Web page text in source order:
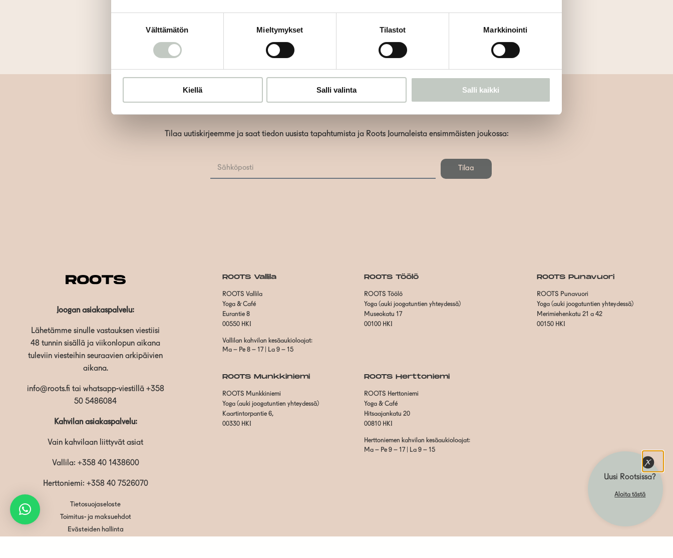
Välttämätön Mieltymykset Tilastot Markkinointi
Kiellä Salli valinta Salli kaikki
Tilaa uutiskirjeemme ja saat tiedon uusista tapahtumista ja Roots Journaleista ensimmäisten joukossa:
Tilaa
Joogan asiakaspalvelu:
Lähetämme sinulle vastauksen viestiisi
48 tunnin sisällä ja viikonlopun aikana
tuleviin viesteihin seuraavien arkipäivien
aikana.
info@roots.fi tai whatsapp-viestillä +358
50 5486084
Kahvilan asiakaspalvelu:
Vain kahvilaan liittyvät asiat
Vallila: +358 40 1438600
Herttoniemi: +358 40 7526070
Tietosuojaseloste
Toimitus- ja maksuehdot
Evästeiden hallinta
ROOTS Vallila
ROOTS Vallila
Yoga & Café
Eurantie 8
00550 HKI
Vallilan kahvilan kesäaukioloajat:
Ma – Pe 8 – 17 | La 9 – 15
ROOTS Töölö
ROOTS Töölö
Yoga (auki joogatuntien yhteydessä)
Museokatu 17
00100 HKI
ROOTS Punavuori
ROOTS Punavuori
Yoga (auki joogatuntien yhteydessä)
Merimiehenkatu 21 a 42
00150 HKI
ROOTS Munkkiniemi
ROOTS Munkkiniemi
Yoga (auki joogatuntien yhteydessä)
Kaartintorpantie 6,
00330 HKI
ROOTS Herttoniemi
ROOTS Herttoniemi
Yoga & Café
Hitsaajankatu 20
00810 HKI
Herttoniemen kahvilan kesäaukioloajat:
Ma – Pe 9 – 17 | La 9 – 15
Uusi Rootsissa?
Aloita tästä